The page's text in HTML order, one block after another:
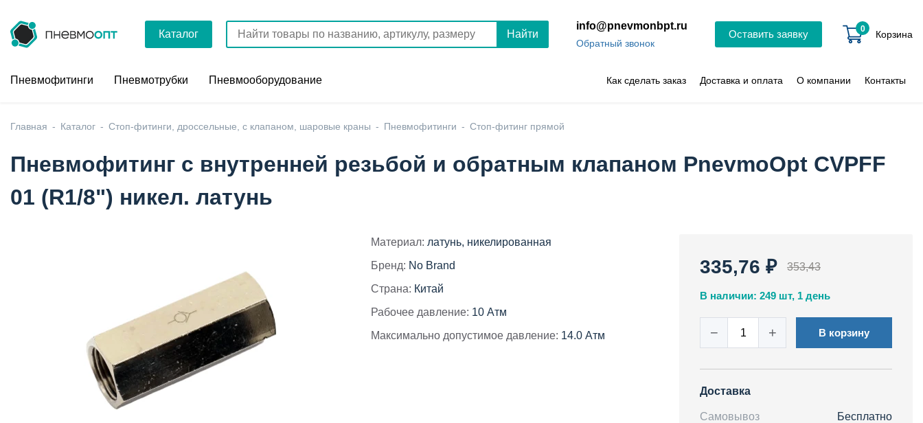
Каталог Найти
info@pnevmonbpt.ru
Обратный звонок
Оставить заявку 0 Корзина
Пневмофитинги Пневмотрубки Пневмооборудование Как сделать заказ Доставка и оплата О компании Контакты
Главная Каталог Стоп-фитинги, дроссельные, с клапаном, шаровые краны Пневмофитинги Стоп-фитинг прямой
Пневмофитинг с внутренней резьбой и обратным клапаном PnevmoOpt CVPFF
01 (R1/8") никел. латунь
Материал: латунь, никелированная
Бренд: No Brand
Страна: Китай
Рабочее давление: 10 Атм
Максимально допустимое давление: 14.0 Атм
335,76 ₽ 353,43
В наличии: 249 шт, 1 день
− + В корзину
Доставка
Самовывоз
Бесплатно